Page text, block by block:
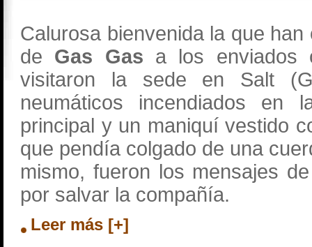
Calurosa bienvenida la que
de Gas Gas a los enviados
visitaron la sede en Salt
neumáticos incendiados en
principal y un maniquí vestido
que pendía colgado de una
mismo, fueron los mensajes
por salvar la compañía.
Leer más [+]